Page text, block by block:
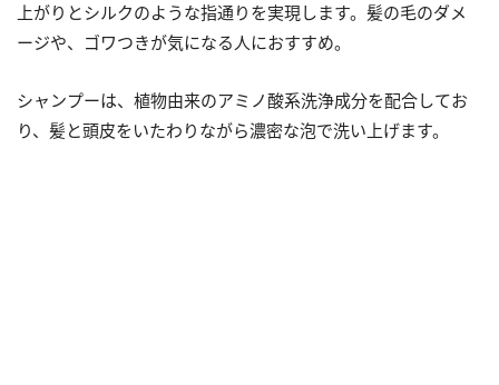
上がりとシルクのような指通りを実現します。髪の毛のダメ
ージや、ゴワつきが気になる人におすすめ。
シャンプーは、植物由来のアミノ酸系洗浄成分を配合してお
り、髪と頭皮をいたわりながら濃密な泡で洗い上げます。